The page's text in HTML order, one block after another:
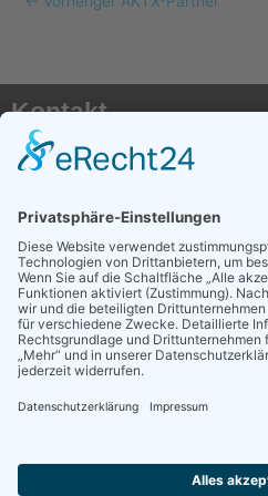
Kontakt
AKTX Pflege e.V.
50116 Bergheim
E-Mail:info@transplantationspflege.de
Social Media